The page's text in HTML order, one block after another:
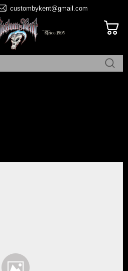
custombykent@gmail.com